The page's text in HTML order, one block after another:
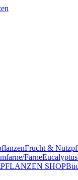
Frucht &
FarneEucalyptus
PFLANZEN SHOP